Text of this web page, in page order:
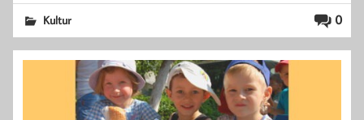
0
Kultur